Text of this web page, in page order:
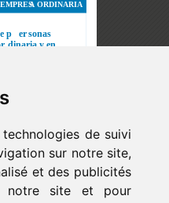
de suivi
sur notre site,
et des publicités
notre site et pour